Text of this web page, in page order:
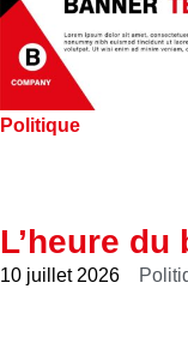
Politique
L’heure
10 juillet 2026